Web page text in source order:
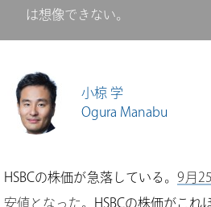
は想像できない。
小椋 学
Ogura Manabu
HSBCの株価が急落している。9月
安値となった。HSBCの株価がこれ